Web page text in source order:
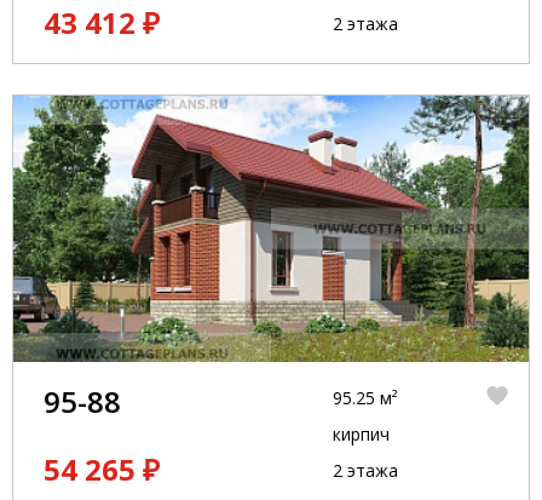
43 412 ₽
2 этажа
95-88
54 265 ₽
95.25 м²
кирпич
2 этажа